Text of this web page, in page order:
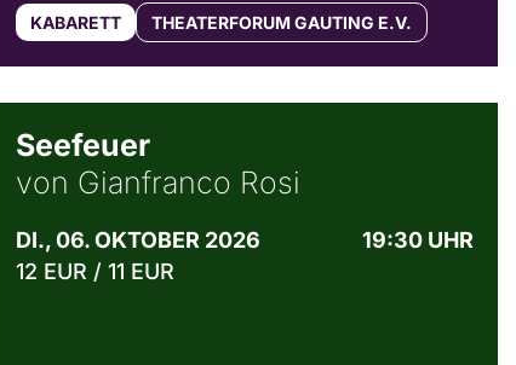
KABARETT THEATERFORUM GAUTING E.V.
Seefeuer
von Gianfranco Rosi
DI., 06. OKTOBER 2026
19:30 UHR
12 EUR / 11 EUR